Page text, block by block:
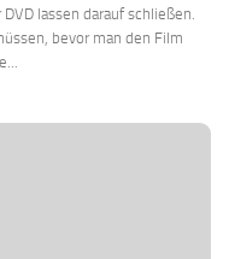
lassen darauf schließen.
bevor man den Film